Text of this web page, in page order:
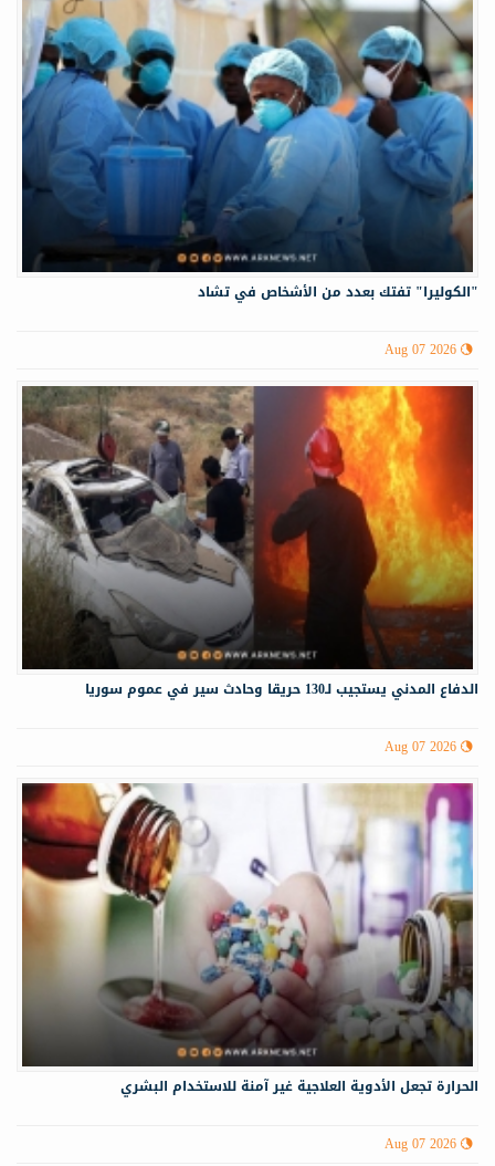
"الكوليرا" تفتك بعدد من الأشخاص في تشاد
Aug 07 2026
الدفاع المدني يستجيب لـ130 حريقا وحادث سير في عموم سوريا
Aug 07 2026
الحرارة تجعل الأدوية العلاجية غير آمنة للاستخدام البشري
Aug 07 2026